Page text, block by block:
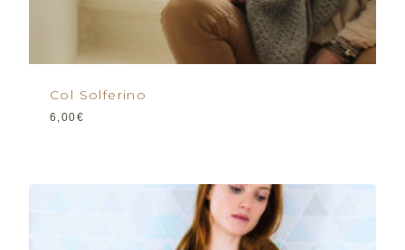
Col Solferino
6,00€